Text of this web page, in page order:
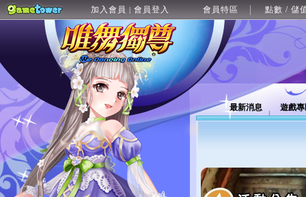
加入會員 | 會員登入 會員特區 點數 / 儲
最新消息 遊戲